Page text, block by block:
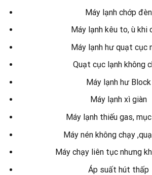
Máy lạnh chớp đèn
Máy lạnh kêu to, ù khi
Máy lạnh hư quạt cục
Quạt cục lạnh không
Máy lạnh hư Block
Máy lạnh xì giàn
Máy lạnh thiếu gas,
Máy nén không chạy
Máy chạy liên tục nhưng
Áp suất hút thấp